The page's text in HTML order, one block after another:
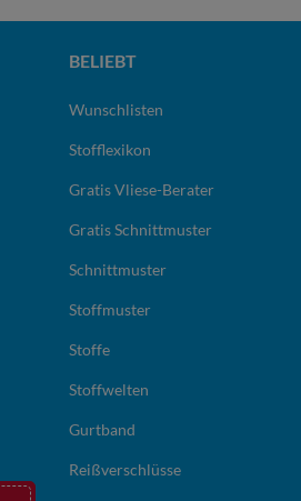
BELIEBT
Wunschlisten
Stofflexikon
Gratis Vliese-Berater
Gratis Schnittmuster
Schnittmuster
Stoffmuster
Stoffe
Stoffwelten
Gurtband
Reißverschlüsse